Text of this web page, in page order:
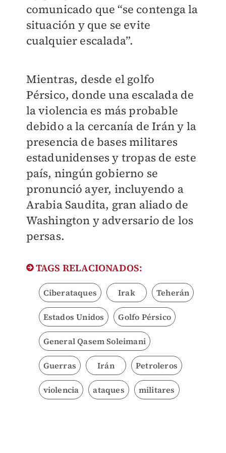
comunicado que “se contenga la
situación y que se evite
cualquier escalada”.
Mientras, desde el golfo
Pérsico, donde una escalada de
la violencia es más probable
debido a la cercanía de Irán y la
presencia de bases militares
estadunidenses y tropas de este
país, ningún gobierno se
pronunció ayer, incluyendo a
Arabia Saudita, gran aliado de
Washington y adversario de los
persas.
TAGS RELACIONADOS:
Ciberataques Irak Teherán
Estados Unidos Golfo Pérsico
General Qasem Soleimani
Guerras Irán Petroleros
violencia ataques militares